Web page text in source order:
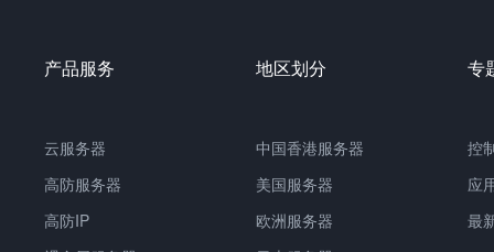
产品服务
云服务器
高防服务器
高防IP
地区划分
中国香港服务器
美国服务器
欧洲服务器
专
控
应
最